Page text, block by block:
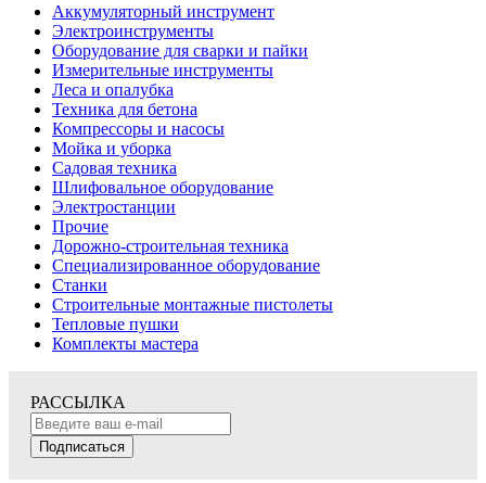
Аккумуляторный инструмент
Электроинструменты
Оборудование для сварки и пайки
Измерительные инструменты
Леса и опалубка
Техника для бетона
Компрессоры и насосы
Мойка и уборка
Садовая техника
Шлифовальное оборудование
Электростанции
Прочие
Дорожно-строительная техника
Специализированное оборудование
Станки
Строительные монтажные пистолеты
Тепловые пушки
Комплекты мастера
РАССЫЛКА
Подписаться